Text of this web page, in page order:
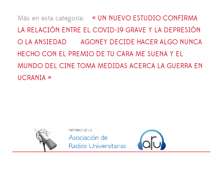
Más en esta categoría:
« UN NUEVO ESTUDIO CONFIRMA
LA RELACIÓN ENTRE EL COVID-19 GRAVE Y LA DEPRESIÓN
O LA ANSIEDAD
AGONEY DECIDE HACER ALGO NUNCA
HECHO CON EL PREMIO DE TU CARA ME SUENA Y EL
MUNDO DEL CINE TOMA MEDIDAS ACERCA LA GUERRA EN
UCRANIA »